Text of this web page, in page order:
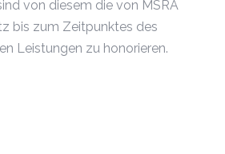
von diesem die von MSRA
bis zum Zeitpunktes des
Leistungen zu honorieren.